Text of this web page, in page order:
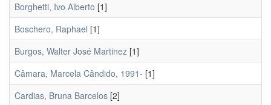
Borghetti, Ivo Alberto [1]
Boschero, Raphael [1]
Burgos, Walter José Martinez [1]
Câmara, Marcela Cândido, 1991- [1]
Cardias, Bruna Barcelos [2]